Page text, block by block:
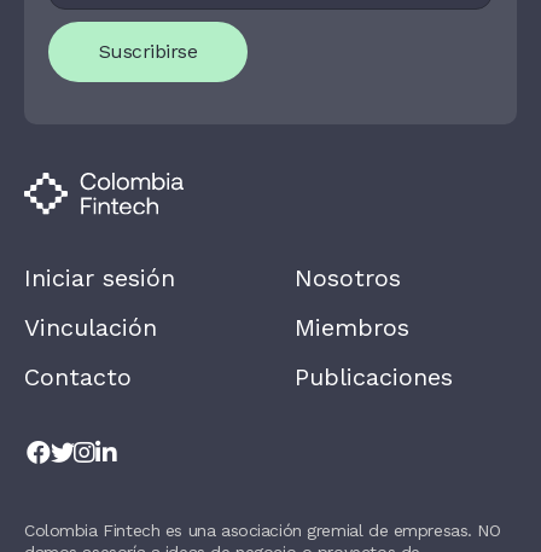
Suscribirse
O
U
A
R
N
,
V
H
S
L
A
Iniciar sesión
Vinculación
Contacto
Nosotros
Miembros
Publicaciones
Colombia Fintech es una asociación gremial de empresas. NO